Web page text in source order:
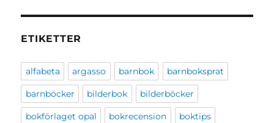
ETIKETTER
alfabeta argasso barnbok barnboksprat
barnböcker bilderbok bilderböcker
bokförlaget opal bokrecension boktips